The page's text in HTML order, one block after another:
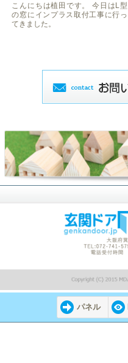
こんにちは植田です。 今日はL型
の窓にインプラス取付工事に行っ
てきました。
パネル